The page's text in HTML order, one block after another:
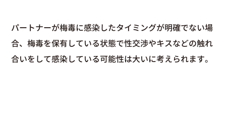
パートナーが梅毒に感染したタイミングが明確でない場
合、梅毒を保有している状態で性交渉やキスなどの触れ
合いをして感染している可能性は大いに考えられます。